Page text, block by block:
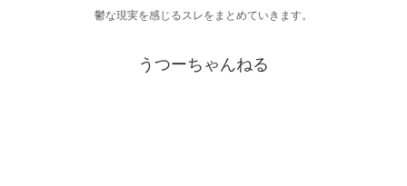
鬱な現実を感じるスレをまとめていきます。
うつーちゃんねる